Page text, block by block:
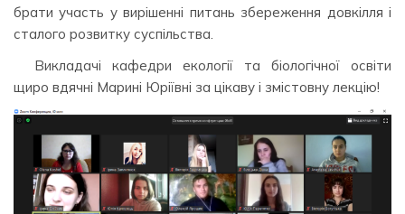
брати участь у вирішенні питань збереження довкілля і
сталого розвитку суспільства.
Викладачі кафедри екології та біологічної освіти
щиро вдячні Марині Юріївні за цікаву і змістовну лекцію!